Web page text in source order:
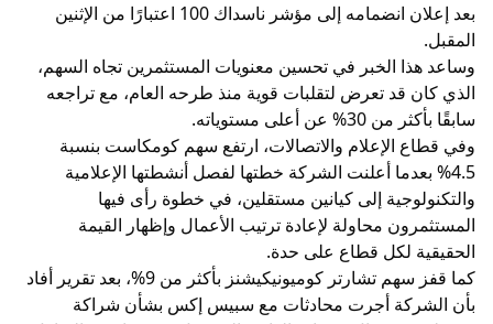
بعد إعلان انضمامه إلى مؤشر ناسداك 100 اعتبارًا من الإثنين
المقبل.
وساعد هذا الخبر في تحسين معنويات المستثمرين تجاه السهم،
الذي كان قد تعرض لتقلبات قوية منذ طرحه العام، مع تراجعه
سابقًا بأكثر من 30% عن أعلى مستوياته.
وفي قطاع الإعلام والاتصالات، ارتفع سهم كومكاست بنسبة
4.5% بعدما أعلنت الشركة خطتها لفصل أنشطتها الإعلامية
والتكنولوجية إلى كيانين مستقلين، في خطوة رأى فيها
المستثمرون محاولة لإعادة ترتيب الأعمال وإظهار القيمة
الحقيقية لكل قطاع على حدة.
كما قفز سهم تشارتر كوميونيكيشنز بأكثر من 9%، بعد تقرير أفاد
بأن الشركة أجرت محادثات مع سبيس إكس بشأن شراكة